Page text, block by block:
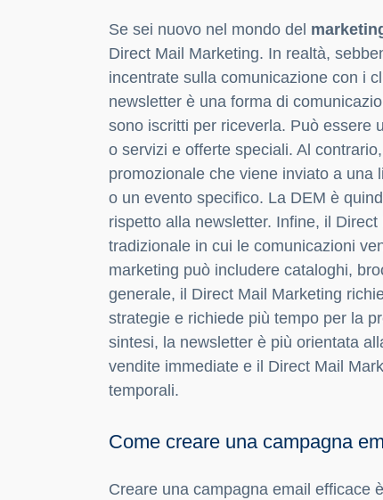
Se sei nuovo nel mondo del
Direct Mail Marketing. In realtà,
incentrate sulla comunicazione con i
newsletter è una forma di
sono iscritti per riceverla. Può essere
o servizi e offerte speciali. Al
promozionale che viene inviato a una
o un evento specifico. La DEM è
rispetto alla newsletter. Infine, il
tradizionale in cui le comunicazioni
marketing può includere cataloghi,
generale, il Direct Mail Marketing
strategie e richiede più tempo per la
sintesi, la newsletter è più orientata
vendite immediate e il Direct Mail
temporali.
Come creare una campagna
Creare una campagna email efficace